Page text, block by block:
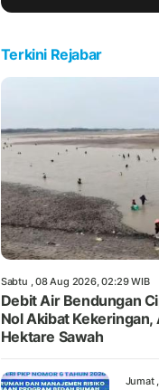
Terkini Rejabar
Sabtu , 08 Aug 2026, 02:29 WIB
Debit Air Bendungan
Nol Akibat Kekeringan,
Hektare Sawah
Jumat